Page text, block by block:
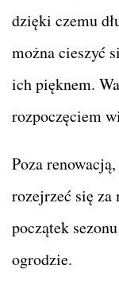
dzięki czemu
można cieszyć
ich pięknem.
rozpoczęciem
Poza
rozejrzeć się za
początek
ogrodzie.